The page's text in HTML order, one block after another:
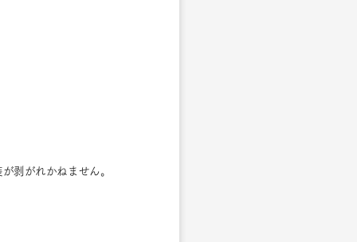
剥がれかねません。